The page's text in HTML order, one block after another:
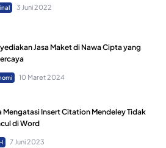
3 Juni 2022
Jasa Maket di Nawa Cipta yang
10 Maret 2024
Mengatasi Insert Citation Mendeley Tidak
di Word
7 Juni 2023